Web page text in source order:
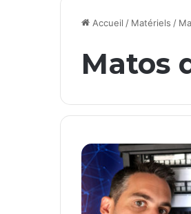
Accueil / Matériels /
Matos